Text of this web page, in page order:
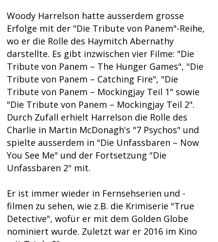
Woody Harrelson hatte ausserdem grosse
Erfolge mit der "Die Tribute von Panem"-Reihe,
wo er die Rolle des Haymitch Abernathy
darstellte. Es gibt inzwischen vier Filme: "Die
Tribute von Panem – The Hunger Games", "Die
Tribute von Panem – Catching Fire", "Die
Tribute von Panem – Mockingjay Teil 1" sowie
"Die Tribute von Panem – Mockingjay Teil 2".
Durch Zufall erhielt Harrelson die Rolle des
Charlie in Martin McDonagh's "7 Psychos" und
spielte ausserdem in "Die Unfassbaren – Now
You See Me" und der Fortsetzung "Die
Unfassbaren 2" mit.
Er ist immer wieder in Fernsehserien und -
filmen zu sehen, wie z.B. die Krimiserie "True
Detective", wofür er mit dem Golden Globe
nominiert wurde. Zuletzt war er 2016 im Kino